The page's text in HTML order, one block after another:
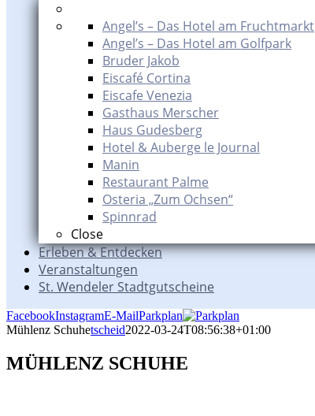
Angel’s – Das Hotel am Fruchtmarkt
Angel’s – Das Hotel am Golfpark
Bruder Jakob
Eiscafé Cortina
Eiscafe Venezia
Gasthaus Merscher
Haus Gudesberg
Hotel & Auberge le Journal
Manin
Restaurant Palme
Osteria „Zum Ochsen“
Spinnrad
Close
Erleben & Entdecken
Veranstaltungen
St. Wendeler Stadtgutscheine
FacebookInstagramE-MailParkplan
Mühlenz Schuhetscheid2022-03-24T08:56:38+01:00
MÜHLENZ SCHUHE